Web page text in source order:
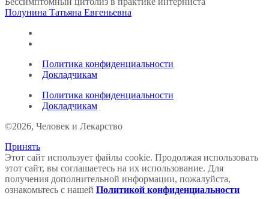
Полунина Татьяна Евгеньевна
Политика конфиденциальности
Докладчикам
Политика конфиденциальности
Докладчикам
©2026, Человек и Лекарство
Принять
Этот сайт использует файлы cookie. Продолжая использовать
этот сайт, вы соглашаетесь на их использование. Для
получения дополнительной информации, пожалуйста,
ознакомьтесь с нашей Политикой конфиденциальности